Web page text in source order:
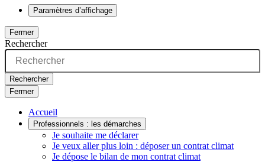
Paramètres d’affichage
Fermer
Rechercher
Rechercher
Fermer
Accueil
Professionnels : les démarches
Je souhaite me déclarer
Je veux aller plus loin : déposer un contrat climat
Je dépose le bilan de mon contrat climat